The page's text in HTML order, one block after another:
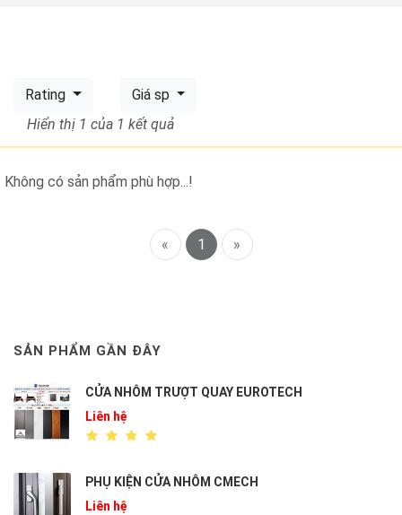
Rating
Giá sp
Hiển thị 1 của 1 kết quả
Không có sản phẩm phù hợp...!
« 1 »
SẢN PHẨM GẦN ĐÂY
CỬA NHÔM TRƯỢT QUAY EUROTECH
Liên hệ
PHỤ KIỆN CỬA NHÔM CMECH
Liên hệ